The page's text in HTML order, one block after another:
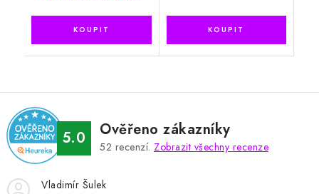
5.0 Ověřeno zákazníky
52 recenzí. Zobrazit všechny recenze
Vladimír Šulek